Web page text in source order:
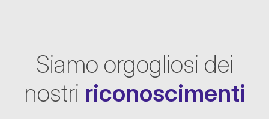
Siamo orgogliosi dei
nostri riconoscimenti